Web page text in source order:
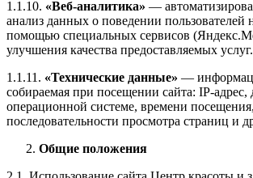
1.1.10. «Веб-аналитика» —
анализ данных о поведении пользователей
помощью специальных сервисов
улучшения качества предоставляемых услуг.
1.1.11. «Технические данные» —
собираемая при посещении сайта: IP-адрес,
операционной системе, времени посещения,
последовательности просмотра страниц и
Общие положения